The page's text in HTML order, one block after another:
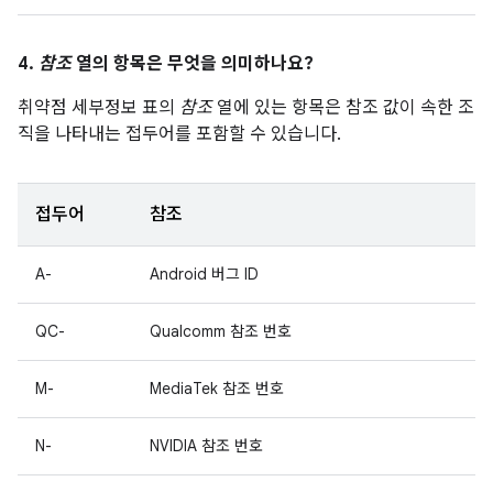
4. 참조열의 항목은 무엇을 의미하나요?
취약점 세부정보 표의 참조열에 있는 항목은 참조 값이 속한 조
직을 나타내는 접두어를 포함할 수 있습니다.
접두어 참조
A- Android 버그 ID
QC- Qualcomm 참조 번호
M- MediaTek 참조 번호
N- NVIDIA 참조 번호